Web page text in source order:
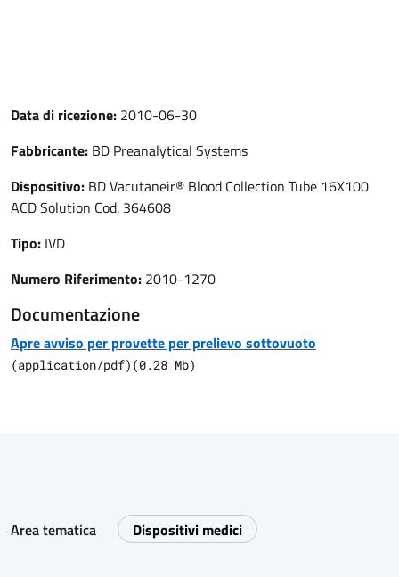
Data di ricezione: 2010-06-30
Fabbricante: BD Preanalytical Systems
Dispositivo: BD Vacutaneir® Blood Collection Tube 16X100
ACD Solution Cod. 364608
Tipo: IVD
Numero Riferimento: 2010-1270
Documentazione
Apre avviso per provette per prelievo sottovuoto
(application/pdf) (0.28 Mb)
Area tematica Dispositivi medici